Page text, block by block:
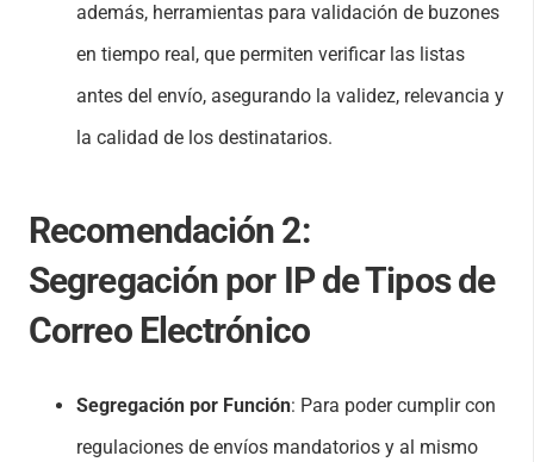
además, herramientas para validación de buzones
en tiempo real, que permiten verificar las listas
antes del envío, asegurando la validez, relevancia y
la calidad de los destinatarios.
Recomendación 2:
Segregación por IP de Tipos de
Correo Electrónico
Segregación por Función: Para poder cumplir con
regulaciones de envíos mandatorios y al mismo